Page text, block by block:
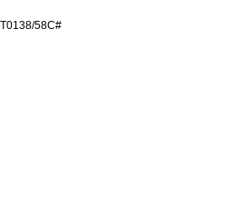
T0138/58C#